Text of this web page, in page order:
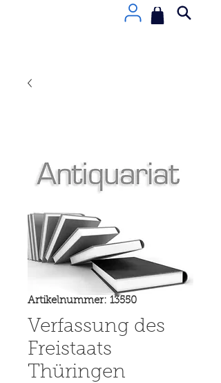
Artikelnummer: 13550
Verfassung des
Freistaats
Thüringen